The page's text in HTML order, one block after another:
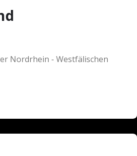
Nordrhein - Westfälischen